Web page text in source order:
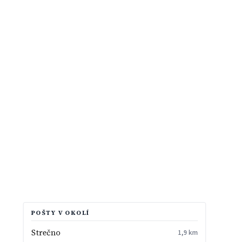
POŠTY V OKOLÍ
Strečno 1,9 km